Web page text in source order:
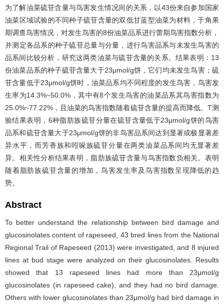
为了解油菜硫苷含量与鸟害发生情况间的关系，以43份来自参加国家
油菜区域试验的不同种子硫苷含量的双低甘蓝型油菜为材料，于角果
期调查鸟害情况，对发生鸟害的8份油菜品系进行蕾期鸟害指数分析，
并测定各品系的种子硫苷总量与分量，进行鸟害品系与未发生鸟害的
品系间比较分析，研究这两类油菜与硫苷含量的关系。结果表明：13
份油菜品系的种子硫苷含量大于23μmol/g饼，它们均未发生鸟害；硫
苷含量低于23μmol/g饼时，油菜品系均不同程度的发生鸟害，鸟害发
生率为14.3%~50.0%，其中有8个发生鸟害的油菜品系其鸟害指数为
25.0%~77.22%，且油菜的鸟害指数随着硫苷含量的提高而降低。T测
验结果表明，6种脂肪族硫苷分量在硫苷含量低于23μmol/g饼的鸟害
品系和硫苷含量大于23μmol/g饼的非鸟害品系间达到显著或极显著差
异水平，而芳香族和吲哚族硫苷分量在两类油菜品系间均无显著差
异。相关性分析结果表明，脂肪族硫苷含量与鸟害指数负相关。表明
随着脂肪族硫苷含量的增加，鸟害发生率及鸟害指数呈现降低的趋
势。
Abstract
To better understand the relationship between bird damage and
glucosinolates content of rapeseed, 43 bred lines from the National
Regional Trail of Rapeseed (2013) were investigated, and 8 injured
lines at bud stage were analyzed on their glucosinolates. Results
showed that 13 rapeseed lines had more than 23μmol/g
glucosinolates (in rapeseed cake), and they had no bird damage.
Others with lower glucosinolates than 23μmol/g had bird damage in